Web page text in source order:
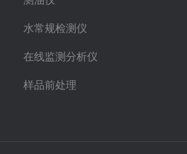
水常规检测仪
在线监测分析仪
样品前处理